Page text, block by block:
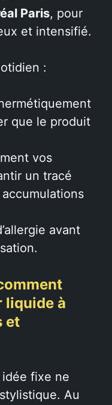
Paris, pour
et intensifié.
:
que le produit
vos
un tracé
avant
liquide à
et
idée fixe ne
Au